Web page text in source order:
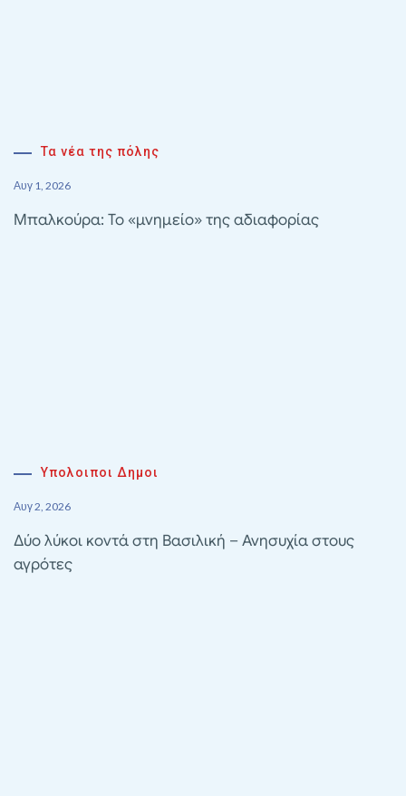
Τα νέα της πόλης
Αυγ 1, 2026
Μπαλκούρα: Το «μνημείο» της αδιαφορίας
Υπολοιποι Δημοι
Αυγ 2, 2026
Δύο λύκοι κοντά στη Βασιλική – Ανησυχία στους
αγρότες